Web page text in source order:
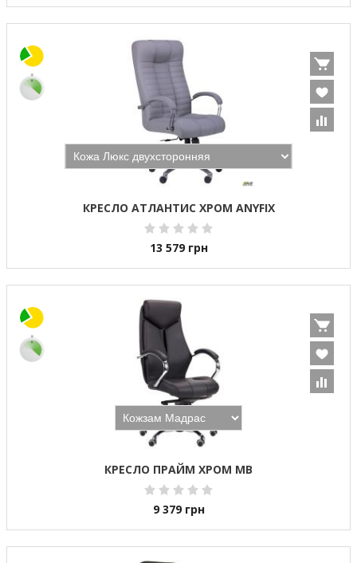
КРЕСЛО АТЛАНТИС ХРОМ ANYFIX
13 579 грн
КРЕСЛО ПРАЙМ ХРОМ MB
9 379 грн